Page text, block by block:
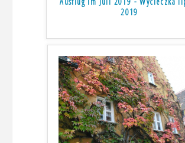
2019